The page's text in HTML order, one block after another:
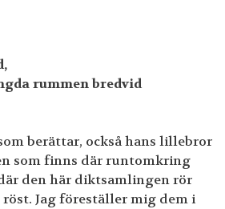
rummen bredvid
berättar, också hans lillebror
som finns där runtomkring
den här diktsamlingen rör
Jag föreställer mig dem i